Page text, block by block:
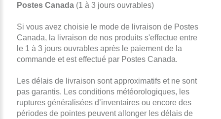
Postes Canada(1 à 3 jours ouvrables)
Si vous avez choisie le mode de livraison de Postes
Canada, la livraison de nos produits s'effectue entre
le 1 à 3 jours ouvrables après le paiement de la
commande et est effectué par Postes Canada.
Les délais de livraison sont approximatifs et ne sont
pas garantis. Les conditions météorologiques, les
ruptures généralisées d’inventaires ou encore des
périodes de pointes peuvent allonger les délais de